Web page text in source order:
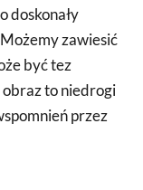
doskonały
zawiesić
być tez
obraz to niedrogi
przez